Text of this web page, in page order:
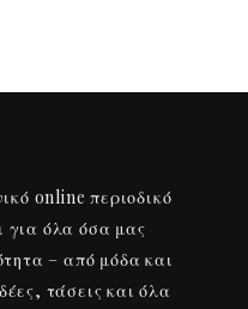
online περιοδικό
για όλα όσα μας
– από μόδα και
τάσεις και όλα